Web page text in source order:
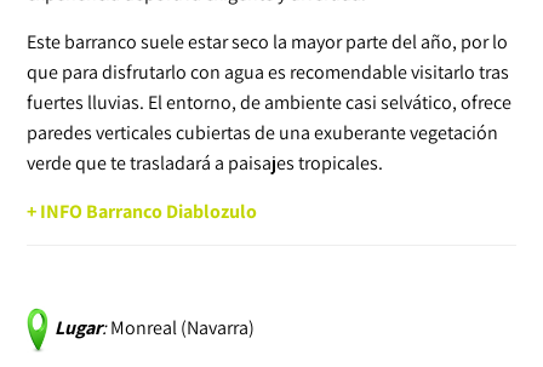
Este barranco suele estar seco la mayor parte del año, por lo
que para disfrutarlo con agua es recomendable visitarlo tras
fuertes lluvias. El entorno, de ambiente casi selvático, ofrece
paredes verticales cubiertas de una exuberante vegetación
verde que te trasladará a paisajes tropicales.
+ INFO Barranco Diablozulo
Lugar:Monreal (Navarra)